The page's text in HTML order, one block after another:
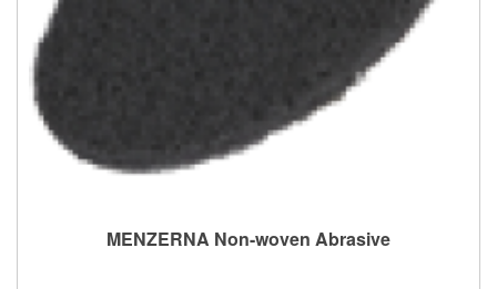
MENZERNA Non-woven Abrasive